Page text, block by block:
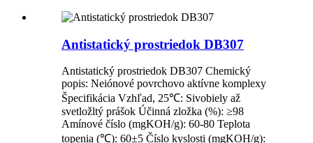
Antistatický prostriedok DB307
Antistatický prostriedok DB307 Chemický
popis: Neiónové povrchovo aktívne komplexy
Špecifikácia Vzhľad, 25℃: Sivobiely až
svetložltý prášok Účinná zložka (%): ≥98
Amínové číslo (mgKOH/g): 60-80 Teplota
topenia (℃): 60±5 Číslo kyslosti (mgKOH/g):